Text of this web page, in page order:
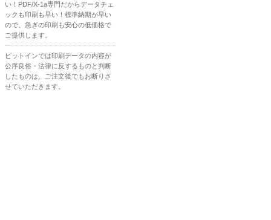
い！PDF/X-1a専門だからデータチェ
ックも印刷も早い！標準納期が早い
ので、急ぎの印刷も安心の低価格で
ご提供します。
ピットインでは印刷データの内容が
公序良俗・法律に反するものと判断
したものは、ご注文後でもお断りさ
せていただきます。